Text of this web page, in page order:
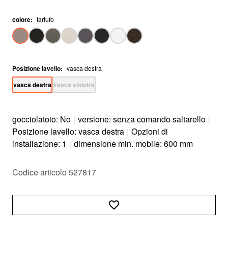
colore: tartufo
Posizione lavello: vasca destra
vasca destra vasca sinistra
gocciolatoio: No | versione: senza comando saltarello |
Posizione lavello: vasca destra | Opzioni di
installazione: 1 | dimensione min. mobile: 600 mm
Codice articolo 527817